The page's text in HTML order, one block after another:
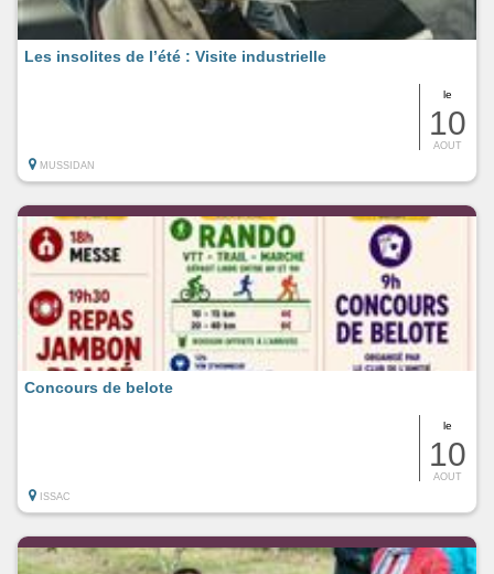
le
10
AOUT
Les insolites de l’été : Visite industrielle
MUSSIDAN
le
10
AOUT
Concours de belote
ISSAC